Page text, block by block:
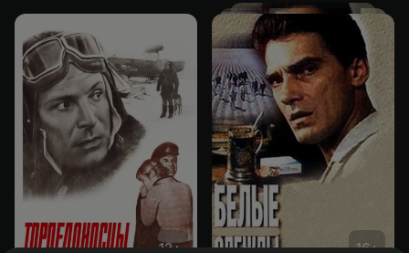
12+ 16+